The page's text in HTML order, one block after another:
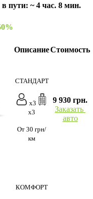
пути: ~ 4 час. 8 мин.
ОписаниеСтоимость
СТАНДАРТ
x3
x3
От 30 грн/
км
9 930 грн.
Заказать
авто
КОМФОРТ